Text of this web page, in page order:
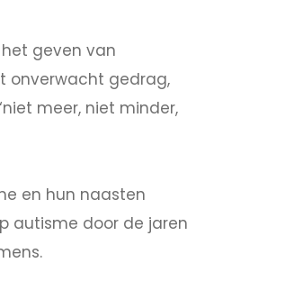
geven van
onverwacht gedrag,
meer, niet minder,
en hun naasten
autisme door de jaren